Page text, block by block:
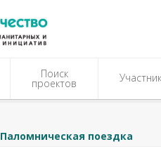
Поиск
проектов
Паломническая поездка